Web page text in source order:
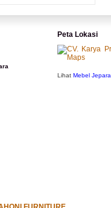
Peta Lokasi
Lihat Mebel Jepara